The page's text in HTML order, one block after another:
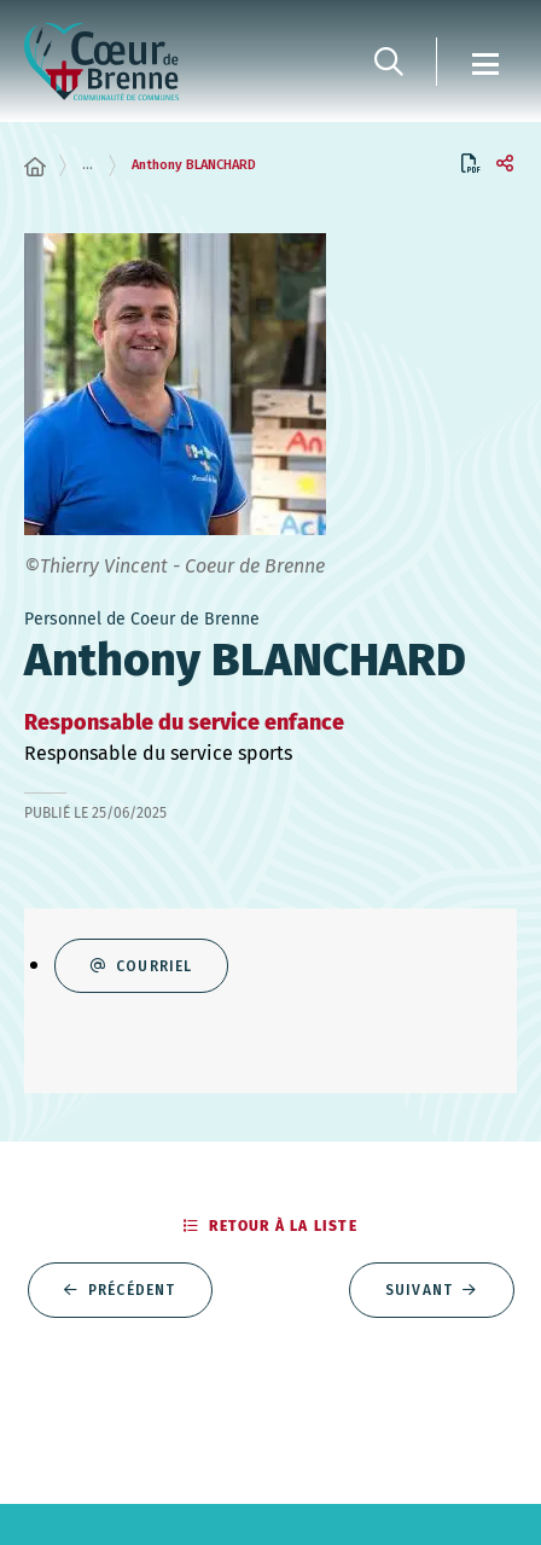
... Anthony BLANCHARD
Personnel de Coeur de Brenne
Anthony BLANCHARD
Responsable du service enfance
Responsable du service sports
PUBLIÉ LE 25/06/2025
©Thierry Vincent - Coeur de Brenne
COURRIEL
PRÉCÉDENT
RETOUR À LA LISTE
SUIVANT